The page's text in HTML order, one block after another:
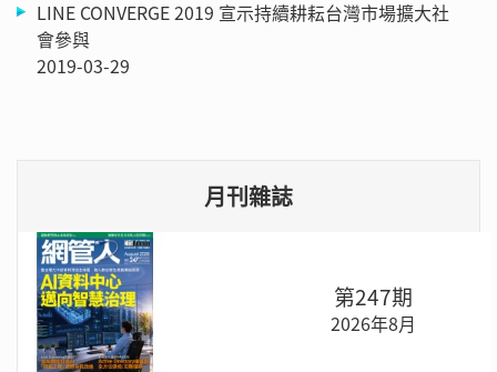
LINE CONVERGE 2019 宣示持續耕耘台灣市場擴大社
會參與
2019-03-29
月刊雜誌
第247期
2026年8月